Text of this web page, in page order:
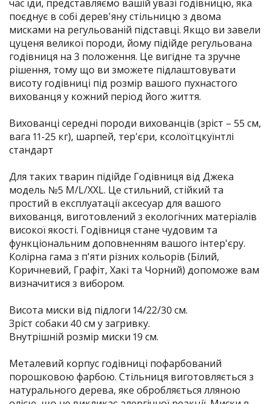
час їди, представляємо вашій увазі годівницю, яка
поєднує в собі дерев'яну стільницю з двома
мисками на регульованій підставці. Якщо ви завели
цуценя великої породи, йому підійде регульована
годівниця на 3 положення. Це вигідне та зручне
рішення, тому що ви зможете підлаштовувати
висоту годівниці під розмір вашого пухнастого
вихованця у кожний період його життя.
Вихованці середні породи вихованців (зріст – 55 см,
вага 11-25 кг), шарпей, тер'єри, ксолоїтцкуїнтлі
стандарт
Для таких тварин підійде Годівниця від Джека
модель №5 M/L/XXL. Це стильний, стійкий та
простий в експлуатації аксесуар для вашого
вихованця, виготовлений з екологічних матеріалів
високої якості. Годівниця стане чудовим та
функціональним доповненням вашого інтер'єру.
Колірна гама з п'яти різних кольорів (Білий,
Коричневий, Графіт, Хакі та Чорний) допоможе вам
визначитися з вибором.
Висота миски від підлоги 14/22/30 см.
Зріст собаки 40 см у загривку.
Внутрішній розмір миски 19 см.
Металевий корпус годівниці пофарбований
порошковою фарбою. Стільниця виготовляється з
натурального дерева, яке обробляється лляною